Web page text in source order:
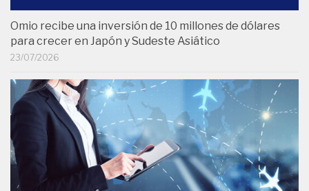
Omio recibe una inversión de 10 millones de dólares
para crecer en Japón y Sudeste Asiático
23/07/2026